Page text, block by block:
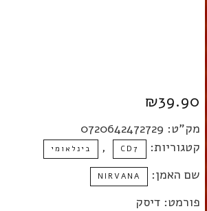
₪39.90
מק"ט: 0720642472729
קטגוריות:
CD7
, בינלאומי
שם האמן: NIRVANA
פורמט: דיסק